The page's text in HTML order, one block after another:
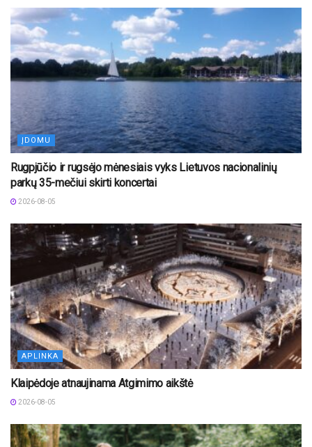
ĮDOMU
Rugpjūčio ir rugsėjo mėnesiais vyks Lietuvos nacionalinių
parkų 35-mečiui skirti koncertai
2026-08-05
APLINKA
Klaipėdoje atnaujinama Atgimimo aikštė
2026-08-05